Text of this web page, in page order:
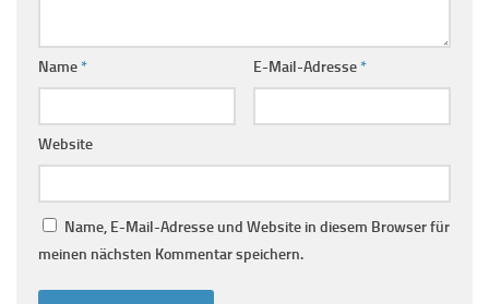
Name* E-Mail-Adresse*
Website
Name, E-Mail-Adresse und Website in diesem Browser für
meinen nächsten Kommentar speichern.